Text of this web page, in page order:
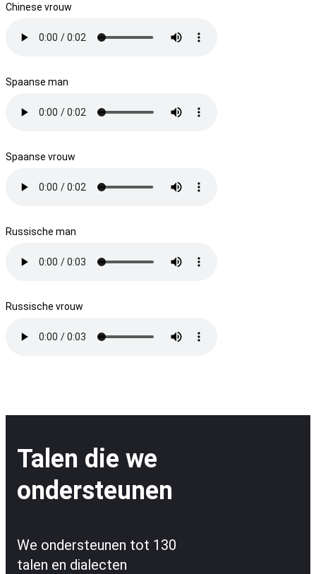
Chinese vrouw
Spaanse man
Spaanse vrouw
Russische man
Russische vrouw
Talen die we
ondersteunen
We ondersteunen tot 130
talen en dialecten